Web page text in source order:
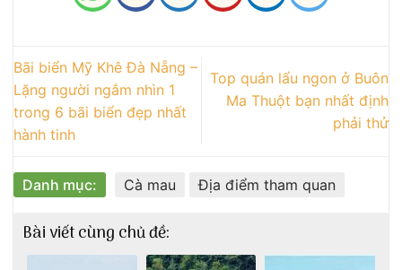
Bãi biển Mỹ Khê Đà Nẵng –
Lặng người ngắm nhìn 1
trong 6 bãi biển đẹp nhất
hành tinh
Top quán lẩu ngon ở Buôn
Ma Thuột bạn nhất định
phải thử
Danh mục: Cà mau Địa điểm tham quan
Bài viết cùng chủ đề: